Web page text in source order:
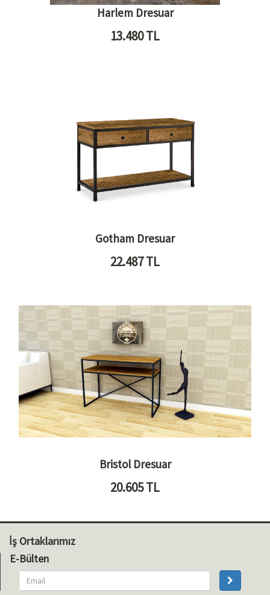
Harlem Dresuar
13.480TL
Gotham Dresuar
22.487TL
Bristol Dresuar
20.605TL
İş Ortaklarımız
E-Bülten